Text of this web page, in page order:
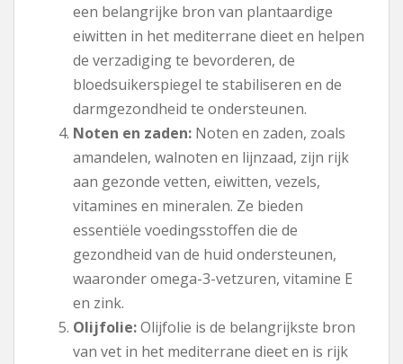
een belangrijke bron van plantaardige
eiwitten in het mediterrane dieet en helpen
de verzadiging te bevorderen, de
bloedsuikerspiegel te stabiliseren en de
darmgezondheid te ondersteunen.
Noten en zaden: Noten en zaden, zoals
amandelen, walnoten en lijnzaad, zijn rijk
aan gezonde vetten, eiwitten, vezels,
vitamines en mineralen. Ze bieden
essentiële voedingsstoffen die de
gezondheid van de huid ondersteunen,
waaronder omega-3-vetzuren, vitamine E
en zink.
Olijfolie:Olijfolie is de belangrijkste bron
van vet in het mediterrane dieet en is rijk